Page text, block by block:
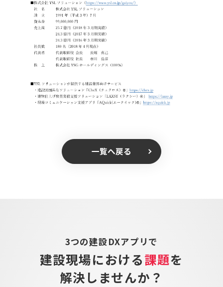
一覧へ戻る
3つの建設DXアプリで
建設現場における課題を
解決しませんか？